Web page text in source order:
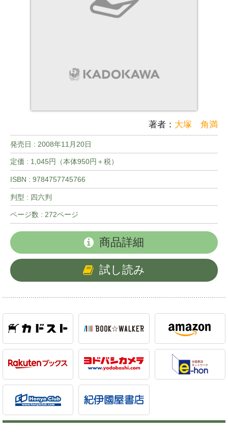
著者： 大塚 角満
発売日 : 2008年11月20日
定価 : 1,045円（本体950円＋税）
ISBN : 9784757745766
判型 : 四六判
ページ数 : 272ページ
商品詳細
試し読み